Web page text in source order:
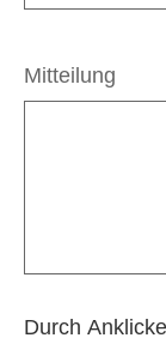
Mitteilung
Durch